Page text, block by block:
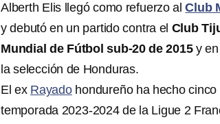
Alberth Elis llegó como refuerzo alClub
y debutó en un partido contra el Club
Mundial de Fútbol sub-20 de 2015 y
la selección de Honduras.
El ex Rayadohondureño ha hecho
temporada 2023-2024 de la Ligue 2